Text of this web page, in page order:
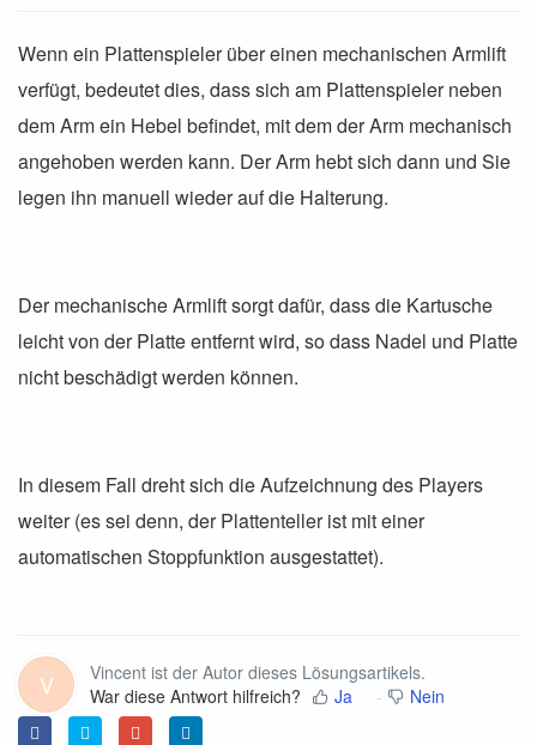
Wenn ein Plattenspieler über einen mechanischen Armlift
verfügt, bedeutet dies, dass sich am Plattenspieler neben
dem Arm ein Hebel befindet, mit dem der Arm mechanisch
angehoben werden kann. Der Arm hebt sich dann und Sie
legen ihn manuell wieder auf die Halterung.
Der mechanische Armlift sorgt dafür, dass die Kartusche
leicht von der Platte entfernt wird, so dass Nadel und Platte
nicht beschädigt werden können.
In diesem Fall dreht sich die Aufzeichnung des Players
weiter (es sei denn, der Plattenteller ist mit einer
automatischen Stoppfunktion ausgestattet).
V
Vincent ist der Autor dieses Lösungsartikels.
War diese Antwort hilfreich?
Ja Nein